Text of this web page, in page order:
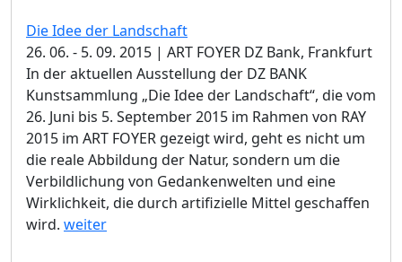
Die Idee der Landschaft
26. 06. - 5. 09. 2015 | ART FOYER DZ Bank, Frankfurt
In der aktuellen Ausstellung der DZ BANK
Kunstsammlung „Die Idee der Landschaft“, die vom
26. Juni bis 5. September 2015 im Rahmen von RAY
2015 im ART FOYER gezeigt wird, geht es nicht um
die reale Abbildung der Natur, sondern um die
Verbildlichung von Gedankenwelten und eine
Wirklichkeit, die durch artifizielle Mittel geschaffen
wird. weiter